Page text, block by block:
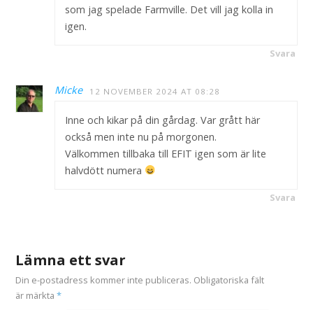
som jag spelade Farmville. Det vill jag kolla in
igen.
Svara
Micke 12 NOVEMBER 2024 AT 08:28
Inne och kikar på din gårdag. Var grått här
också men inte nu på morgonen.
Välkommen tillbaka till EFIT igen som är lite
halvdött numera
Svara
Lämna ett svar
Din e-postadress kommer inte publiceras. Obligatoriska fält
är märkta *